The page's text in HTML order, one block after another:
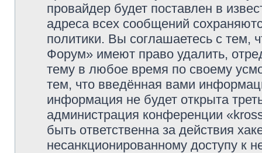
провайдер будет поставлен в
адреса всех сообщений
политики. Вы соглашаетесь с тем,
Форум» имеют право удалить,
тему в любое время по своему
тем, что введённая вами
информация не будет открыта
администрация конференции
быть ответственна за действия
несанкционированному доступу к